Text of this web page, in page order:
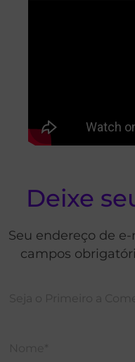
Deixe
Seu endereço de
campos